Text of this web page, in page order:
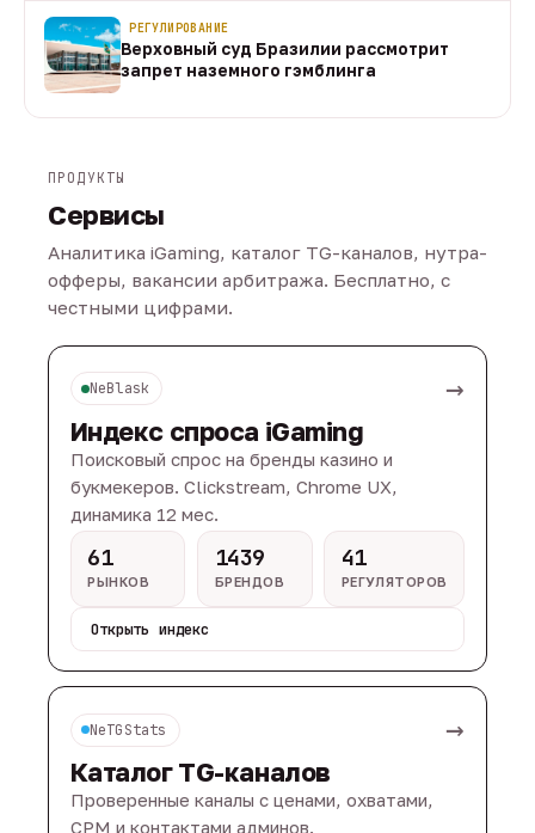
РЕГУЛИРОВАНИЕ
Верховный суд Бразилии рассмотрит
запрет наземного гэмблинга
ПРОДУКТЫ
Сервисы
Аналитика iGaming, каталог TG-каналов, нутра-
офферы, вакансии арбитража. Бесплатно, с
честными цифрами.
NeBlask →
Индекс спроса iGaming
Поисковый спрос на бренды казино и
букмекеров. Clickstream, Chrome UX,
динамика 12 мес.
61
РЫНКОВ
1439
БРЕНДОВ
41
РЕГУЛЯТОРОВ
Открыть индекс
NeTGStats →
Каталог TG-каналов
Проверенные каналы с ценами, охватами,
CPM и контактами админов.